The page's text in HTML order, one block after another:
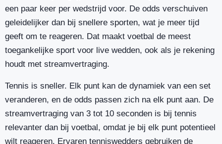
een paar keer per wedstrijd voor. De odds verschuiven
geleidelijker dan bij snellere sporten, wat je meer tijd
geeft om te reageren. Dat maakt voetbal de meest
toegankelijke sport voor live wedden, ook als je rekening
houdt met streamvertraging.
Tennis is sneller. Elk punt kan de dynamiek van een set
veranderen, en de odds passen zich na elk punt aan. De
streamvertraging van 3 tot 10 seconden is bij tennis
relevanter dan bij voetbal, omdat je bij elk punt potentieel
wilt reageren. Ervaren tenniswedders gebruiken de